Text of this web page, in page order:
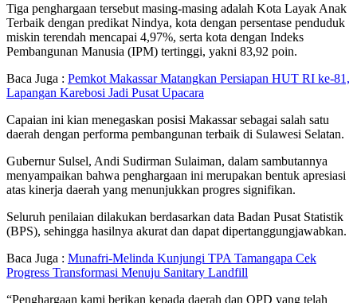
Tiga penghargaan tersebut masing-masing adalah Kota Layak Anak
Terbaik dengan predikat Nindya, kota dengan persentase penduduk
miskin terendah mencapai 4,97%, serta kota dengan Indeks
Pembangunan Manusia (IPM) tertinggi, yakni 83,92 poin.
Baca Juga : Pemkot Makassar Matangkan Persiapan HUT RI ke-81,
Lapangan Karebosi Jadi Pusat Upacara
Capaian ini kian menegaskan posisi Makassar sebagai salah satu
daerah dengan performa pembangunan terbaik di Sulawesi Selatan.
Gubernur Sulsel, Andi Sudirman Sulaiman, dalam sambutannya
menyampaikan bahwa penghargaan ini merupakan bentuk apresiasi
atas kinerja daerah yang menunjukkan progres signifikan.
Seluruh penilaian dilakukan berdasarkan data Badan Pusat Statistik
(BPS), sehingga hasilnya akurat dan dapat dipertanggungjawabkan.
Baca Juga : Munafri-Melinda Kunjungi TPA Tamangapa Cek
Progress Transformasi Menuju Sanitary Landfill
“Penghargaan kami berikan kepada daerah dan OPD yang telah